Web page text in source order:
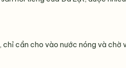
chỉ cần cho vào nước nóng và chờ